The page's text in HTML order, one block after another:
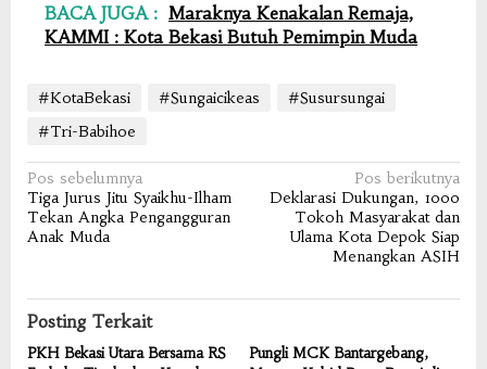
BACA JUGA : Maraknya Kenakalan Remaja,
KAMMI : Kota Bekasi Butuh Pemimpin Muda
#KotaBekasi #Sungaicikeas
#Susursungai
#Tri-Babihoe
Navigasi
pos
Pos sebelumnya
Tiga Jurus Jitu Syaikhu-Ilham
Tekan Angka Pengangguran
Anak Muda
Pos berikutnya
Deklarasi Dukungan, 1000
Tokoh Masyarakat dan
Ulama Kota Depok Siap
Menangkan ASIH
Posting Terkait
PKH Bekasi Utara Bersama RS
Pungli MCK Bantargebang,